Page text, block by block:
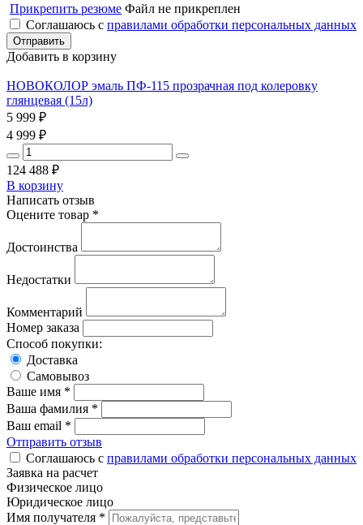
Прикрепить резюме Файл не прикреплен
Соглашаюсь с правилами обработки персональных данных
Добавить в корзину
НОВОКОЛОР эмаль ПФ-115 прозрачная под колеровку
глянцевая (15л)
5 999 ₽
4 999 ₽
124 488 ₽
В корзину
Написать отзыв
Оцените товар *
Достоинства
Недостатки
Комментарий
Номер заказа
Способ покупки:
Доставка
Самовывоз
Ваше имя *
Ваша фамилия *
Ваш email *
Отправить отзыв
Соглашаюсь с правилами обработки персональных данных
Заявка на расчет
Физическое лицо
Юридическое лицо
Имя получателя *